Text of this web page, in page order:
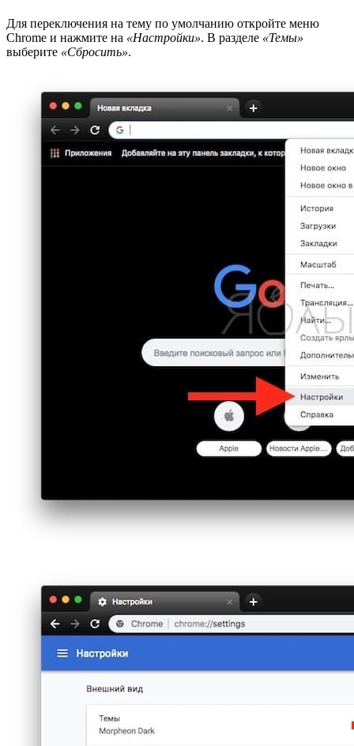
Для переключения на тему по умолчанию откройте меню
Chrome и нажмите на «Настройки». В разделе «Темы»
выберите «Сбросить».